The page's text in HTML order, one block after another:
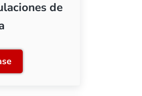
de
3: Acumulaciones de agua